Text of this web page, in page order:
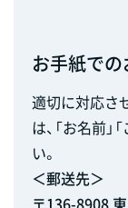
お手紙で
適切に対応さ
は、「お名前」
い。
＜郵送先＞
〒136-8908